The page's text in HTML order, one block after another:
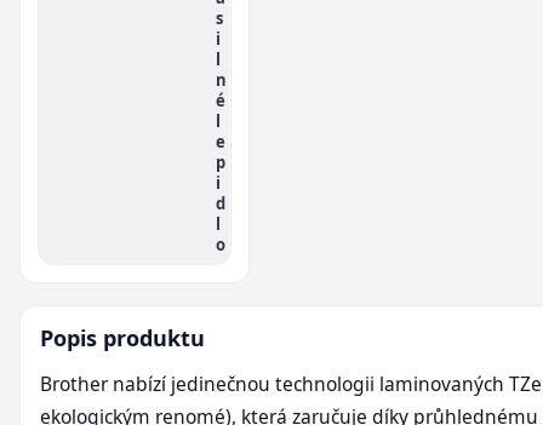
s
i
l
n
é
l
e
p
i
d
l
o
Popis produktu
Brother nabízí jedinečnou technologii laminovaných
ekologickým renomé), která zaručuje díky